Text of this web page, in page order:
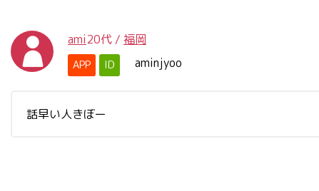
ami20代 / 福岡
APP ID aminjyoo
話早い人きぼー